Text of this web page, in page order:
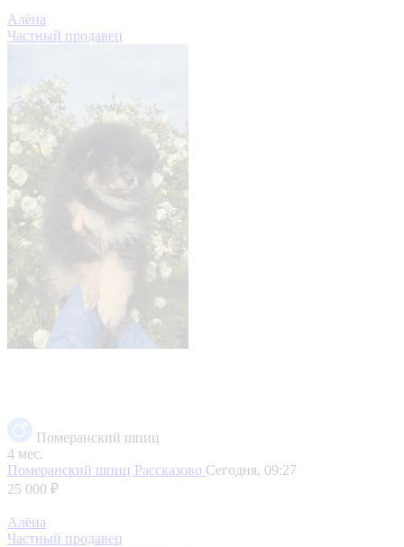
Алёна
Частный продавец
Померанский шпиц
4 мес.
Померанский шпиц Рассказово Сегодня, 09:27
25 000 ₽
Алёна
Частный продавец